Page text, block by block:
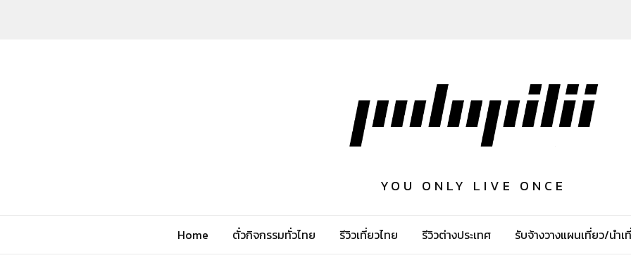
YOU ONLY LIVE ONCE
Home ตั๋วกิจกรรมทั่วไทย รีวิวเที่ยวไทย รีวิวต่างประเทศ รับจ้างวางแผนเที่ยว/นำเ